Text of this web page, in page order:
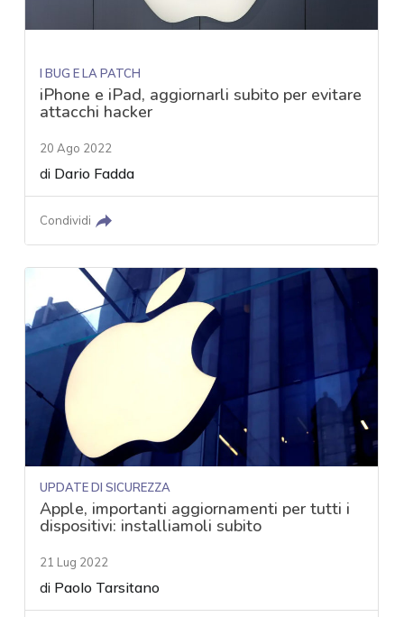
I BUG E LA PATCH
iPhone e iPad, aggiornarli subito per evitare
attacchi hacker
20 Ago 2022
di Dario Fadda
Condividi
UPDATE DI SICUREZZA
Apple, importanti aggiornamenti per tutti i
dispositivi: installiamoli subito
21 Lug 2022
di Paolo Tarsitano